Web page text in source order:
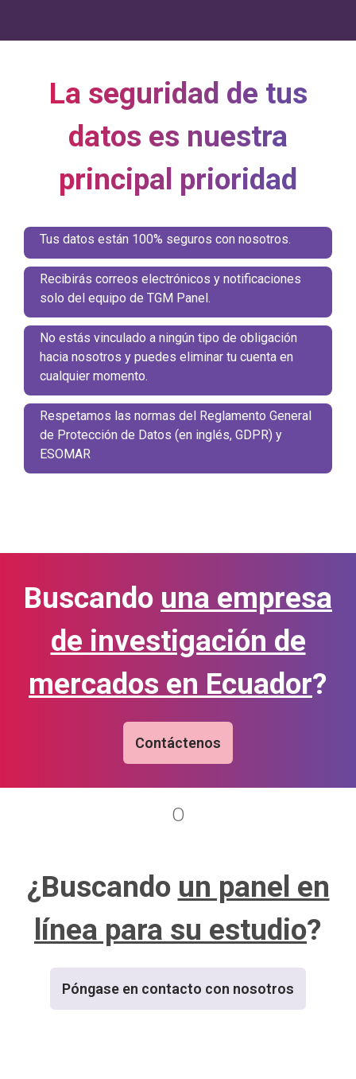
La seguridad de tus
datos es nuestra
principal prioridad
Tus datos están 100% seguros con nosotros.
Recibirás correos electrónicos y notificaciones
solo del equipo de TGM Panel.
No estás vinculado a ningún tipo de obligación
hacia nosotros y puedes eliminar tu cuenta en
cualquier momento.
Respetamos las normas del Reglamento General
de Protección de Datos (en inglés, GDPR) y
ESOMAR
Buscando una empresa
de investigación de
mercados en Ecuador?
Contáctenos
O
¿Buscando un panel en
línea para su estudio?
Póngase en contacto con nosotros